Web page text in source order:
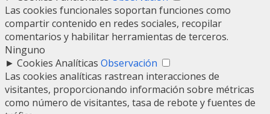
Las cookies funcionales soportan funciones como
compartir contenido en redes sociales, recopilar
comentarios y habilitar herramientas de terceros.
Ninguno
► Cookies Analíticas Observación
Las cookies analíticas rastrean interacciones de
visitantes, proporcionando información sobre métricas
como número de visitantes, tasa de rebote y fuentes de